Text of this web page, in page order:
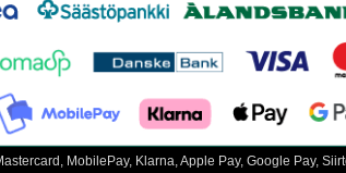
MobilePay, Klarna, Apple Pay, Google Pay,